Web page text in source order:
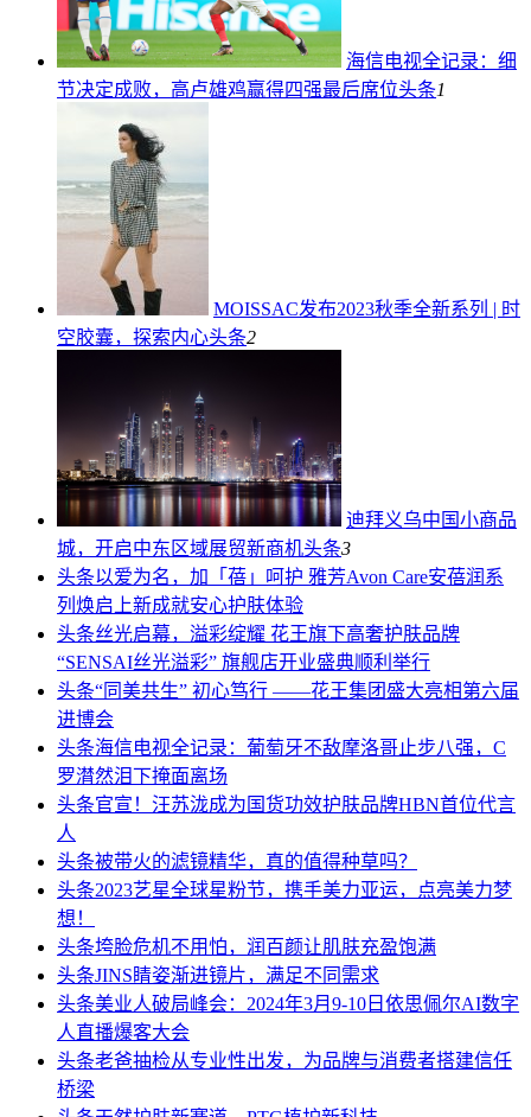
海信电视全记录：细
节决定成败，高卢雄鸡赢得四强最后席位头条1
MOISSAC发布2023秋季全新系列 | 时
空胶囊，探索内心头条2
迪拜义乌中国小商品
城，开启中东区域展贸新商机头条3
头条以爱为名，加「蓓」呵护 雅芳Avon Care安蓓润系
列焕启上新成就安心护肤体验
头条丝光启幕，溢彩绽耀 花王旗下高奢护肤品牌
“SENSAI丝光溢彩” 旗舰店开业盛典顺利举行
头条“同美共生” 初心笃行 ——花王集团盛大亮相第六届
进博会
头条海信电视全记录：葡萄牙不敌摩洛哥止步八强，C
罗潸然泪下掩面离场
头条官宣！汪苏泷成为国货功效护肤品牌HBN首位代言
人
头条被带火的滤镜精华，真的值得种草吗？
头条2023艺星全球星粉节，携手美力亚运，点亮美力梦
想！
头条垮脸危机不用怕，润百颜让肌肤充盈饱满
头条JINS睛姿渐进镜片，满足不同需求
头条美业人破局峰会：2024年3月9-10日依思佩尔AI数字
人直播爆客大会
头条老爸抽检从专业性出发，为品牌与消费者搭建信任
桥梁